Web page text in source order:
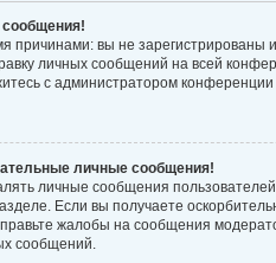
причинами: вы не
личных сообщений на всей
с администратором
личные сообщения!
личные сообщения
Если вы получаете
жалобы на сообщения
сообщений.